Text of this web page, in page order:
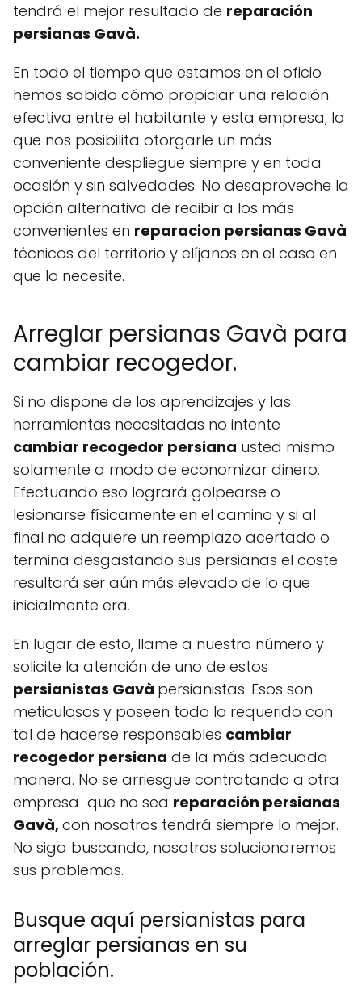
tendrá el mejor resultado de reparación
persianas Gavà.
En todo el tiempo que estamos en el oficio
hemos sabido cómo propiciar una relación
efectiva entre el habitante y esta empresa, lo
que nos posibilita otorgarle un más
conveniente despliegue siempre y en toda
ocasión y sin salvedades. No desaproveche la
opción alternativa de recibir a los más
convenientes en reparacion persianas Gavà
técnicos del territorio y elíjanos en el caso en
que lo necesite.
Arreglar persianas Gavà para
cambiar recogedor.
Si no dispone de los aprendizajes y las
herramientas necesitadas no intente
cambiar recogedor persiana usted mismo
solamente a modo de economizar dinero.
Efectuando eso logrará golpearse o
lesionarse físicamente en el camino y si al
final no adquiere un reemplazo acertado o
termina desgastando sus persianas el coste
resultará ser aún más elevado de lo que
inicialmente era.
En lugar de esto, llame a nuestro número y
solicite la atención de uno de estos
persianistas Gavà persianistas. Esos son
meticulosos y poseen todo lo requerido con
tal de hacerse responsables cambiar
recogedor persiana de la más adecuada
manera. No se arriesgue contratando a otra
empresa que no sea reparación persianas
Gavà,con nosotros tendrá siempre lo mejor.
No siga buscando, nosotros solucionaremos
sus problemas.
Busque aquí persianistas para
arreglar persianas en su
población.